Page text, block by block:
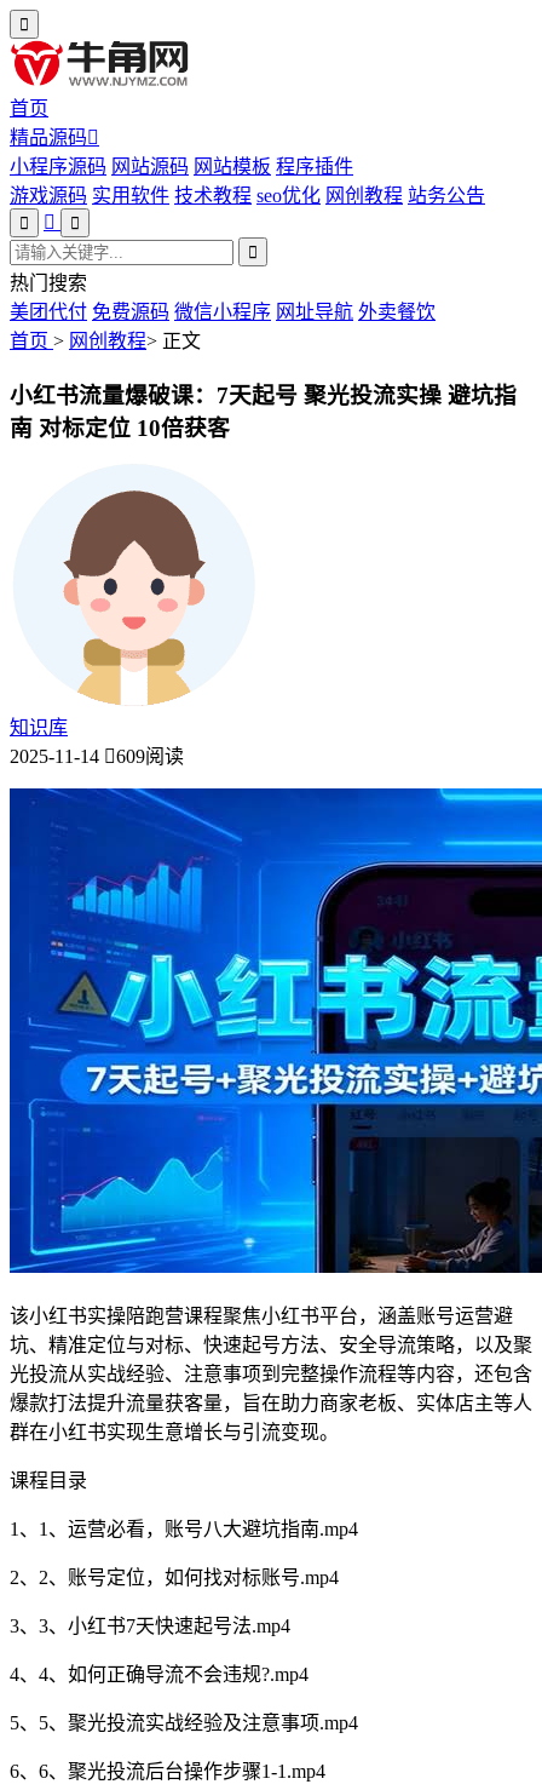
首页
精品源码
小程序源码 网站源码 网站模板 程序插件
游戏源码 实用软件 技术教程 seo优化 网创教程 站务公告
热门搜索
美团代付 免费源码 微信小程序 网址导航 外卖餐饮
首页 > 网创教程> 正文
小红书流量爆破课：7天起号 聚光投流实操 避坑指
南 对标定位 10倍获客
知识库
2025-11-14
609阅读
该小红书实操陪跑营课程聚焦小红书平台，涵盖账号运营避
坑、精准定位与对标、快速起号方法、安全导流策略，以及聚
光投流从实战经验、注意事项到完整操作流程等内容，还包含
爆款打法提升流量获客量，旨在助力商家老板、实体店主等人
群在小红书实现生意增长与引流变现。
课程目录
1、1、运营必看，账号八大避坑指南.mp4
2、2、账号定位，如何找对标账号.mp4
3、3、小红书7天快速起号法.mp4
4、4、如何正确导流不会违规?.mp4
5、5、聚光投流实战经验及注意事项.mp4
6、6、聚光投流后台操作步骤1-1.mp4